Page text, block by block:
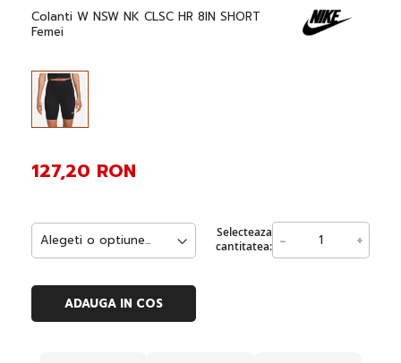
gallery
Colanti W NSW NK CLSC HR 8IN SHORT
Femei
Selecteaza
cantitatea: - +
127,20 RON
ADAUGA IN COS